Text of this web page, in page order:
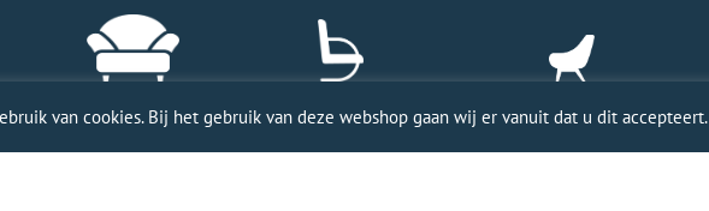
van cookies. Bij het gebruik van deze webshop gaan wij er vanuit dat u dit accepteert.